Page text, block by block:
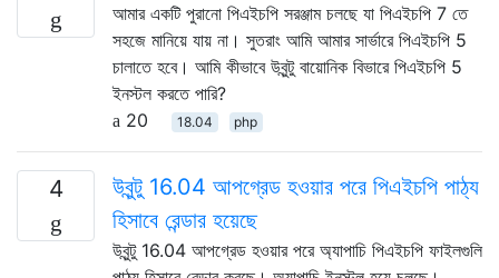
আমার একটি পুরানো পিএইচপি সরঞ্জাম চলছে যা পিএইচপি 7 তে
সহজে মানিয়ে যায় না। সুতরাং আমি আমার সার্ভারে পিএইচপি 5
চালাতে হবে। আমি কীভাবে উবুন্টু বায়োনিক বিভারে পিএইচপি 5
ইনস্টল করতে পারি?
20
18.04 php
4
উবুন্টু 16.04 আপগ্রেড হওয়ার পরে পিএইচপি পাঠ্য
হিসাবে রেন্ডার হয়েছে
উবুন্টু 16.04 আপগ্রেড হওয়ার পরে অ্যাপাচি পিএইচপি ফাইলগুলি